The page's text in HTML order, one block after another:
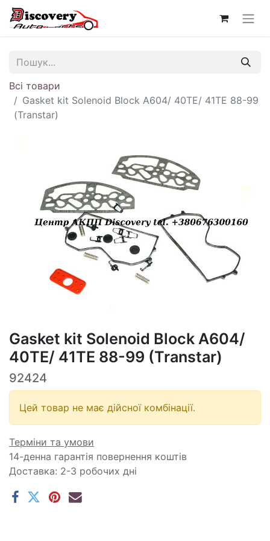
Всі товари
Gasket kit Solenoid Block A604/ 40TE/ 41TE 88-99
(Transtar)
Gasket kit Solenoid Block A604/
40TE/ 41TE 88-99 (Transtar)
92424
Цей товар не має дійсної комбінації.
Терміни та умови
14-денна гарантія повернення коштів
Доставка: 2-3 робочих дні